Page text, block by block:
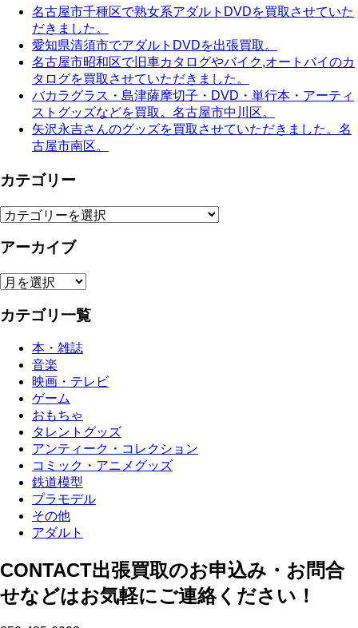
名古屋市千種区で熟女系アダルトDVDを買取させていた
だきました。
愛知県清須市でアダルトDVDを出張買取。
名古屋市昭和区で旧車カタログやバイク,オートバイのカ
タログを買取させていただきました。
バカラグラス・島津薩摩切子・DVD・単行本・アーティ
ストグッズなどを買取。名古屋市中川区。
矢沢永吉さんのグッズを買取させていただきました。名
古屋市南区。
カテゴリー
カ
ゴ
ー
アーカイブ
ア
カ
カテゴリ一覧
本・雑誌
音楽
映画・テレビ
ゲーム
おもちゃ
タレントグッズ
アンティーク・コレクション
コミック・アニメグッズ
鉄道模型
プラモデル
その他
アダルト
CONTACT出張買取のお申込み・お問合
せなどはお気軽にご連絡ください！